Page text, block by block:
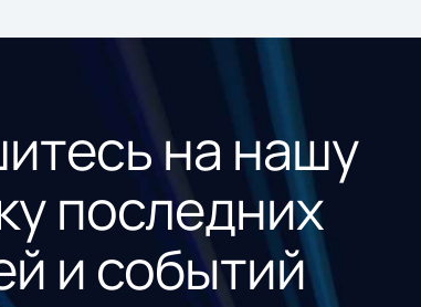
на нашу
последних
и событий